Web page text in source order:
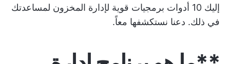
إليك 10 أدوات برمجيات قوية لإدارة المخزون لمساعدتك
في ذلك. دعنا نستكشفها معاً.